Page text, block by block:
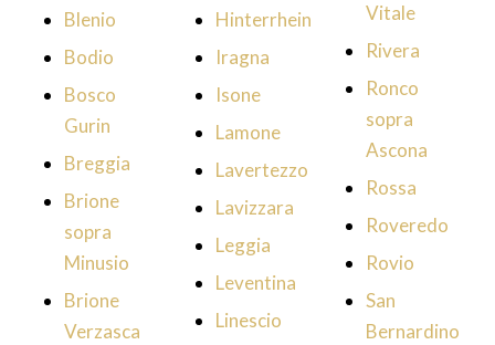
Blenio
Bodio
Bosco
Gurin
Breggia
Brione
sopra
Minusio
Brione
Verzasca
Hinterrhein
Iragna
Isone
Lamone
Lavertezzo
Lavizzara
Leggia
Leventina
Linescio
Vitale
Rivera
Ronco
sopra
Ascona
Rossa
Roveredo
Rovio
San
Bernardino